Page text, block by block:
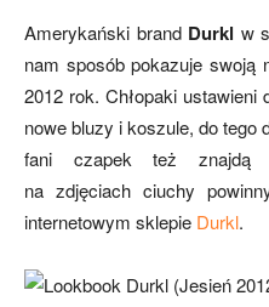
Amerykański brand Durkl w
nam sposób pokazuje swoją
2012 rok. Chłopaki ustawieni
nowe bluzy i koszule, do tego
fani czapek też znajdą
na zdjęciach ciuchy
internetowym sklepie Durkl.